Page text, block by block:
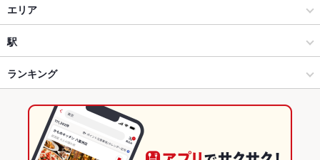
居酒屋
和風
海鮮
金沢(片町･香林坊･にし茶屋周辺) × 居酒屋
金沢(片町･香林坊･にし茶屋周辺) × 和風
エリア
片町
片町 × 居酒屋
片町 × 和風
片町 × 海鮮
駅
金沢駅
野町駅
北鉄金沢駅
ランキング
石川のグルメランキング
石川の居酒屋ランキング